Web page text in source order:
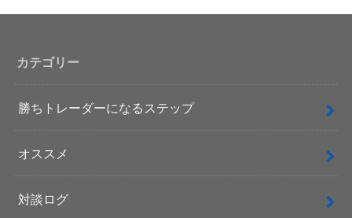
カテゴリー
勝ちトレーダーになるステップ
オススメ
対談ログ